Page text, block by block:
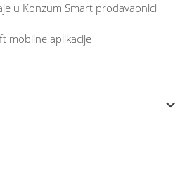
u Konzum Smart prodavaonici
mobilne aplikacije